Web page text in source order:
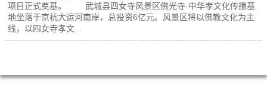
项目正式奠基。 武城县四女寺风景区佛光寺·中华孝文化传播基
地坐落于京杭大运河南岸，总投资6亿元。风景区将以佛教文化为主
线，以四女寺孝文...